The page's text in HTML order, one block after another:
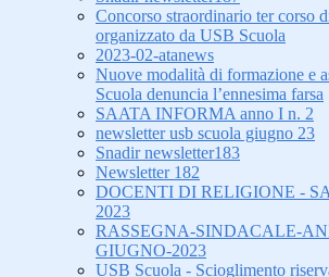
Concorso straordinario ter corso
organizzato da USB Scuola
2023-02-atanews
Nuove modalità di formazione e
Scuola denuncia l’ennesima farsa
SAATA INFORMA anno I n. 2
newsletter usb scuola giugno 23
Snadir newsletter183
Newsletter 182
DOCENTI DI RELIGIONE -
2023
RASSEGNA-SINDACALE-
GIUGNO-2023
USB Scuola - Scioglimento